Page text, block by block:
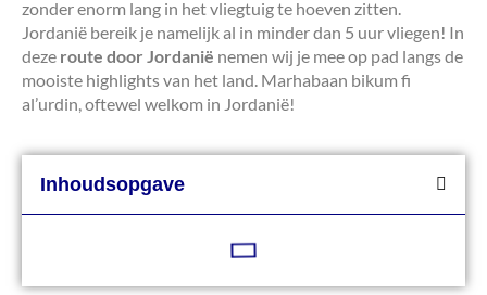
zonder enorm lang in het vliegtuig te hoeven zitten.
Jordanië bereik je namelijk al in minder dan 5 uur vliegen! In
deze route door Jordanië nemen wij je mee op pad langs de
mooiste highlights van het land. Marhabaan bikum fi
al’urdin, oftewel welkom in Jordanië!
Inhoudsopgave